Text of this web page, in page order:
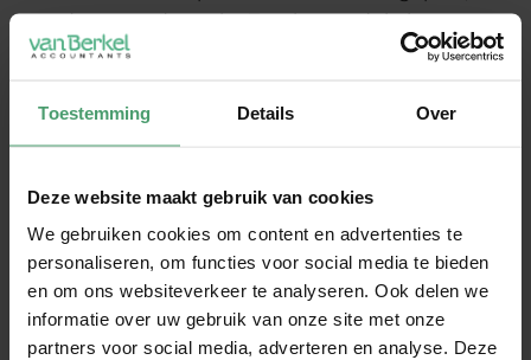
Toestemming Details Over
Deze website maakt gebruik van cookies
We gebruiken cookies om content en advertenties te
personaliseren, om functies voor social media te bieden
en om ons websiteverkeer te analyseren. Ook delen we
informatie over uw gebruik van onze site met onze
partners voor social media, adverteren en analyse. Deze
wordt nog onderzocht. Tot slot wordt in kaart
gebracht welke belastingplichtigen in
Vergoeding van belastingrente
beroep of ambtshalve wordt op grond van de
Nederlandse fiscale wetgeving geen rente
vergoed door de Belastingdienst. Dat is volgens
de Hoge Raad niet in strijd met het EVRM.
Planning herstel